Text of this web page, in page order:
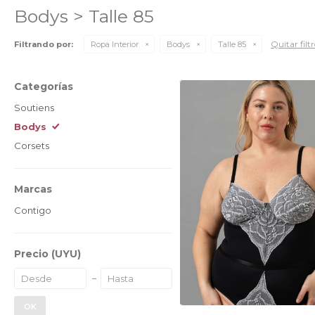
Bodys > Talle 85
Filtrando por: Ropa Interior Bodys Talle 85 Quitar
Categorías
Soutiens
Bodys
Corsets
Marcas
Contigo
Precio (UYU)
OK